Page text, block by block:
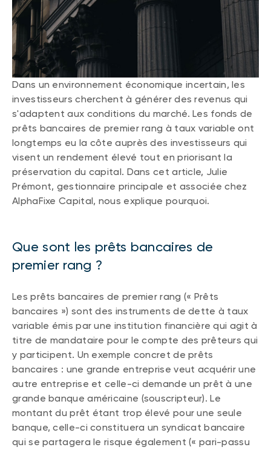
(FNB)
À propos des FNB BNI
FNB de rotation thématique BNI (NTHM)
FNB durables
SOLUTIONS DE PORTEFEUILLE
Liste des solutions de portefeuille BNI
Portefeuilles FNB BNI
Portefeuilles Méritage
Portefeuilles durables BNI
PLACEMENTS ALTERNATIFS
Placements privés
liquides
SOLUTIONS DE LIQUIDITÉ
Compte Surintérêt Altamira BNI
CPG à taux fixe
CATÉGORIES D'ACTIFS
Actions
TYPES DE CONTENU
Articles
Balados
Vidéos
Livres blancs
DOCUMENTS RÉGLEMENTAIRES
Prospectus
Rapports annuels
Aperçus de fonds
Vote par procuration
Addendas
Relevés SPEP
Déclaration de principes sur les conflits
d’intérêts (PDF)
CONNEXION REQUISE
Portail de formation continue
Webinaires
Énoncé politique de placement
(Portefeuilles Méritage)
Dans un environnement économique incertain, les
investisseurs cherchent à générer des revenus qui
s'adaptent aux conditions du marché. Les fonds de
prêts bancaires de premier rang à taux variable ont
longtemps eu la côte auprès des investisseurs qui
visent un rendement élevé tout en priorisant la
préservation du capital. Dans cet article, Julie
Prémont, gestionnaire principale et associée chez
AlphaFixe Capital, nous explique pourquoi.
Que sont les prêts bancaires de
premier rang ?
Les prêts bancaires de premier rang (« Prêts
bancaires ») sont des instruments de dette à taux
variable émis par une institution financière qui agit à
titre de mandataire pour le compte des prêteurs qui
y participent. Un exemple concret de prêts
bancaires : une grande entreprise veut acquérir une
autre entreprise et celle-ci demande un prêt à une
grande banque américaine (souscripteur). Le
montant du prêt étant trop élevé pour une seule
banque, celle-ci constituera un syndicat bancaire
qui se partagera le risque également (« pari-passu